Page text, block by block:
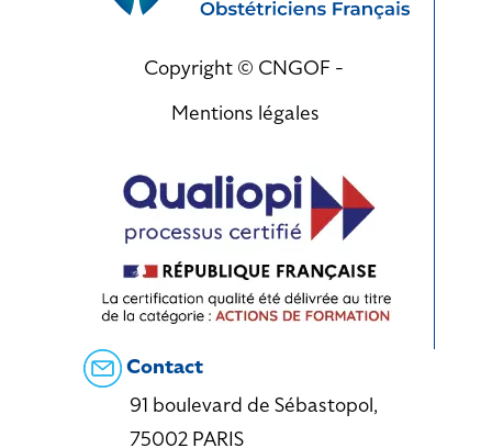
Copyright © CNGOF -
Mentions légales
Contact
91 boulevard de Sébastopol,
75002 PARIS